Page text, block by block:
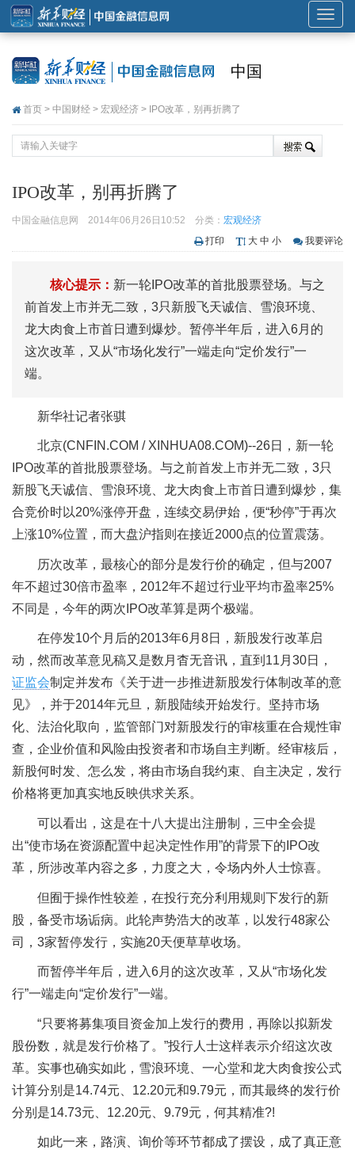
展
开
中国
首页 > 中国财经 > 宏观经济 > IPO改革，别再折腾了
IPO改革，别再折腾了
中国金融信息网 2014年06月26日10:52 分类： 宏观经济
打印
大 中 小 我要评论
核心提示： 新一轮IPO改革的首批股票登场。与之
前首发上市并无二致，3只新股飞天诚信、雪浪环境、
龙大肉食上市首日遭到爆炒。暂停半年后，进入6月的
这次改革，又从“市场化发行”一端走向“定价发行”一
端。
新华社记者张骐
北京(CNFIN.COM / XINHUA08.COM)--26日，新一轮
IPO改革的首批股票登场。与之前首发上市并无二致，3只
新股飞天诚信、雪浪环境、龙大肉食上市首日遭到爆炒，集
合竞价时以20%涨停开盘，连续交易伊始，便“秒停”于再次
上涨10%位置，而大盘沪指则在接近2000点的位置震荡。
历次改革，最核心的部分是发行价的确定，但与2007
年不超过30倍市盈率，2012年不超过行业平均市盈率25%
不同是，今年的两次IPO改革算是两个极端。
在停发10个月后的2013年6月8日，新股发行改革启
动，然而改革意见稿又是数月杳无音讯，直到11月30日，
证监会制定并发布《关于进一步推进新股发行体制改革的意
见》，并于2014年元旦，新股陆续开始发行。坚持市场
化、法治化取向，监管部门对新股发行的审核重在合规性审
查，企业价值和风险由投资者和市场自主判断。经审核后，
新股何时发、怎么发，将由市场自我约束、自主决定，发行
价格将更加真实地反映供求关系。
可以看出，这是在十八大提出注册制，三中全会提
出“使市场在资源配置中起决定性作用”的背景下的IPO改
革，所涉改革内容之多，力度之大，令场内外人士惊喜。
但囿于操作性较差，在投行充分利用规则下发行的新
股，备受市场诟病。此轮声势浩大的改革，以发行48家公
司，3家暂停发行，实施20天便草草收场。
而暂停半年后，进入6月的这次改革，又从“市场化发
行”一端走向“定价发行”一端。
“只要将募集项目资金加上发行的费用，再除以拟新发
股份数，就是发行价格了。”投行人士这样表示介绍这次改
革。实事也确实如此，雪浪环境、一心堂和龙大肉食按公式
计算分别是14.74元、12.20元和9.79元，而其最终的发行价
分别是14.73元、12.20元、9.79元，何其精准?!
如此一来，路演、询价等环节都成了摆设，成了真正意